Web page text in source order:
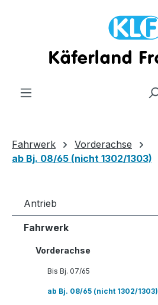
Zum Hauptinhalt springen
Fahrwerk
Vorderachse
ab Bj. 08/65 (nicht 1302/1303)
Antrieb
Fahrwerk
Vorderachse
Bis Bj. 07/65
ab Bj. 08/65 (nicht 1302/1303)